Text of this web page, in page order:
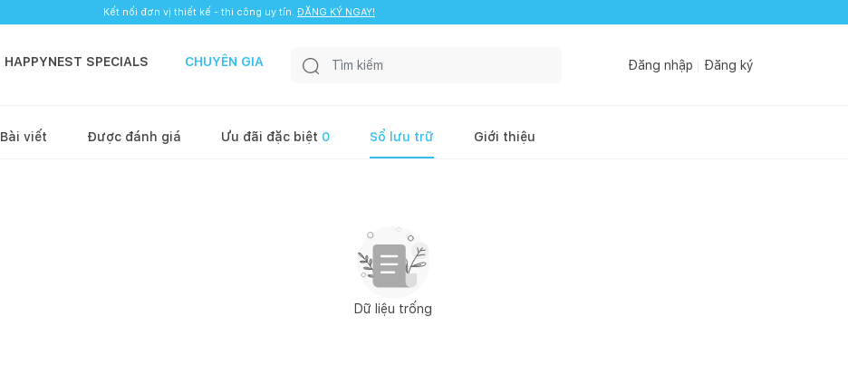
Kết nối đơn vị thiết kế - thi công uy tín. ĐĂNG KÝ NGAY!
HAPPYNEST SPECIALS CHUYÊN GIA Đăng nhập Đăng ký
Bài viết Được đánh giá Ưu đãi đặc biệt 0 Sổ lưu trữ Giới thiệu
Dữ liệu trống